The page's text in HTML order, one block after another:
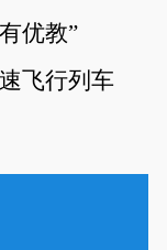
优教”
飞行列车